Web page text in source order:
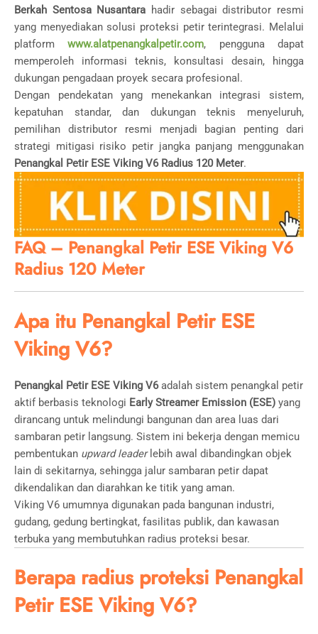
Berkah Sentosa Nusantara hadir sebagai distributor resmi
yang menyediakan solusi proteksi petir terintegrasi. Melalui
platformwww.alatpenangkalpetir.com, pengguna dapat
memperoleh informasi teknis, konsultasi desain, hingga
dukungan pengadaan proyek secara profesional.
Dengan pendekatan yang menekankan integrasi sistem,
kepatuhan standar, dan dukungan teknis menyeluruh,
pemilihan distributor resmi menjadi bagian penting dari
strategi mitigasi risiko petir jangka panjang menggunakan
Penangkal Petir ESE Viking V6 Radius 120 Meter.
FAQ – Penangkal Petir ESE Viking V6
Radius 120 Meter
Apa itu Penangkal Petir ESE
Viking V6?
Penangkal Petir ESE Viking V6adalah sistem penangkal petir
aktif berbasis teknologi Early Streamer Emission (ESE) yang
dirancang untuk melindungi bangunan dan area luas dari
sambaran petir langsung. Sistem ini bekerja dengan memicu
pembentukan upward leaderlebih awal dibandingkan objek
lain di sekitarnya, sehingga jalur sambaran petir dapat
dikendalikan dan diarahkan ke titik yang aman.
Viking V6 umumnya digunakan pada bangunan industri,
gudang, gedung bertingkat, fasilitas publik, dan kawasan
terbuka yang membutuhkan radius proteksi besar.
Berapa radius proteksi Penangkal
Petir ESE Viking V6?